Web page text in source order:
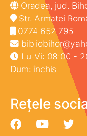
Oradea, jud.
Str. Armatei
0774 652 795
Lu-Vi: 08:00 -
Dum: închis
Rețele